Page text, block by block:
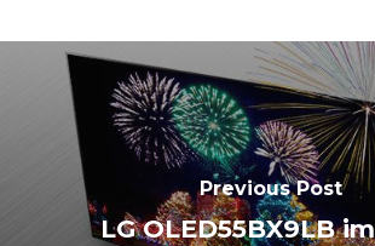
Previous Post
LG OLED55BX9LB